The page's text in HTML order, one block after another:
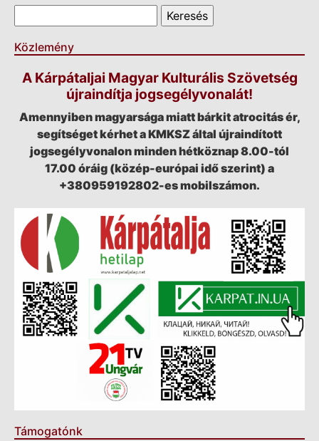
Keresés űrlap
Keresés
Közlemény
A Kárpátaljai Magyar Kulturális Szövetség
újraindítja jogsegélyvonalát!
Amennyiben magyarsága miatt bárkit atrocitás ér,
segítséget kérhet a KMKSZ által újraindított
jogsegélyvonalon minden hétköznap 8.00-tól
17.00 óráig (közép-európai idő szerint) a
+380959192802-es mobilszámon.
Támogatónk